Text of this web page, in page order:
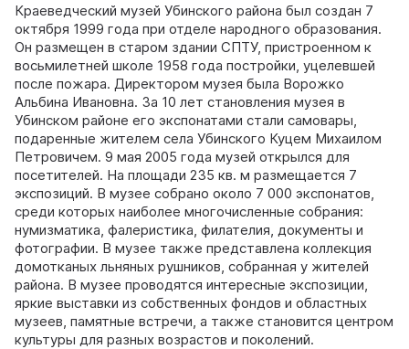
Краеведческий музей Убинского района был создан 7
октября 1999 года при отделе народного образования.
Он размещен в старом здании СПТУ, пристроенном к
восьмилетней школе 1958 года постройки, уцелевшей
после пожара. Директором музея была Ворожко
Альбина Ивановна. За 10 лет становления музея в
Убинском районе его экспонатами стали самовары,
подаренные жителем села Убинского Куцем Михаилом
Петровичем. 9 мая 2005 года музей открылся для
посетителей. На площади 235 кв. м размещается 7
экспозиций. В музее собрано около 7 000 экспонатов,
среди которых наиболее многочисленные собрания:
нумизматика, фалеристика, филателия, документы и
фотографии. В музее также представлена коллекция
домотканых льняных рушников, собранная у жителей
района. В музее проводятся интересные экспозиции,
яркие выставки из собственных фондов и областных
музеев, памятные встречи, а также становится центром
культуры для разных возрастов и поколений.